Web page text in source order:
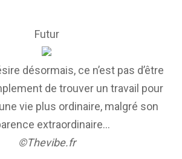
Futur
désormais, ce n’est pas d’être
de trouver un travail pour
vie plus ordinaire, malgré son
extraordinaire…
©Thevibe.fr